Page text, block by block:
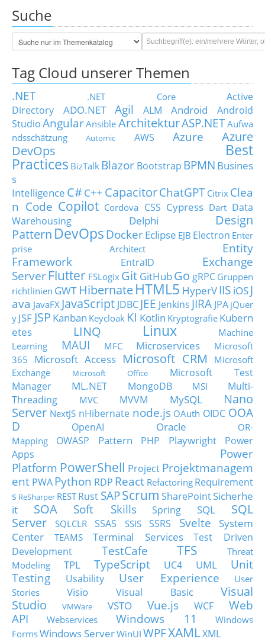
Suche
Tag Cloud unserer Themen
.NET .NET Core
Active
Directory
ADO.NET Agil ALM Android
Android
StudioAngularAnsible ArchitekturASP.NETAufwa
ndsschätzung
Automic AWS Azure
Azure
DevOps
Best
Practices BizTalk Blazor Bootstrap BPMN Busines
s
Intelligence C#C++ CapacitorChatGPT Citrix Clea
n Code Copilot Cordova CSS Cypress Dart Data
Warehousing
Delphi
Design
Pattern DevOps DockerEclipse EJB Electron Enter
prise Architect
Entity
Framework
EntraID
Exchange
Server Flutter FSLogix Git GitHubGo gRPC Gruppen
richtlinien GWT HibernateHTML5 HyperVIIS iOSJ
ava JavaFX JavaScript JDBC JEE Jenkins JIRA JPA jQuer
y JSF JSP Kanban Keycloak KI Kotlin Kryptografie Kubern
etes
LINQ Linux
Machine
Learning
MAUI MFC Microservices
Microsoft
365
Microsoft Access Microsoft CRM
Microsoft
Exchange
Microsoft Office
Microsoft Test
Manager
ML.NET MongoDB MSI
Multi-
Threading
MVC MVVM MySQL
Nano
Server NextJS nHibernate node.js OAuth OIDC OOA
D
OpenAI Oracle
OR-
Mapping
OWASP Pattern PHP Playwright
Power
Apps
Power
Platform PowerShell Project Projektmanagem
ent PWA Python RDP React Refactoring Requirement
s ReSharper RESTRust SAPScrum SharePointSicherhe
it
SOA Soft Skills Spring SQL
SQL
Server
SQLCLR SSAS SSIS SSRS Svelte
System
Center
TEAMS Terminal Services
Test Driven
Development
TestCafe TFS
Threat
Modeling
TPL TypeScript UC4 UML
Unit
Testing
Usability User Experience
User
Stories
Visio Visual Basic
Visual
Studio
VMWare VSTO Vue.js WCF
Web
API
Webservices Windows 11
Windows
FormsWindows ServerWinUI WPFXAMLXML